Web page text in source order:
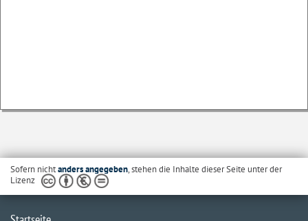
Sofern nichtanders angegeben, stehen die Inhalte dieser Seite unter der
Lizenz